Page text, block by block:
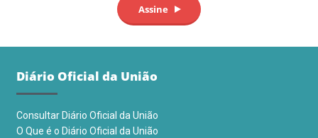
Diário Oficial da União
Consultar Diário Oficial da União
O Que é o Diário Oficial da União